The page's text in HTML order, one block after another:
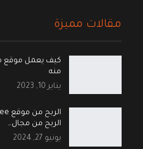
مقالات مميزة
كيف يعمل موقع
منه
يناير 10, 2023
الربح من مجال…
يونيو 27, 2024